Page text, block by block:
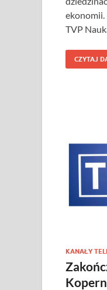
ekonomii.
TVP
CZYTAJ
KANAŁY